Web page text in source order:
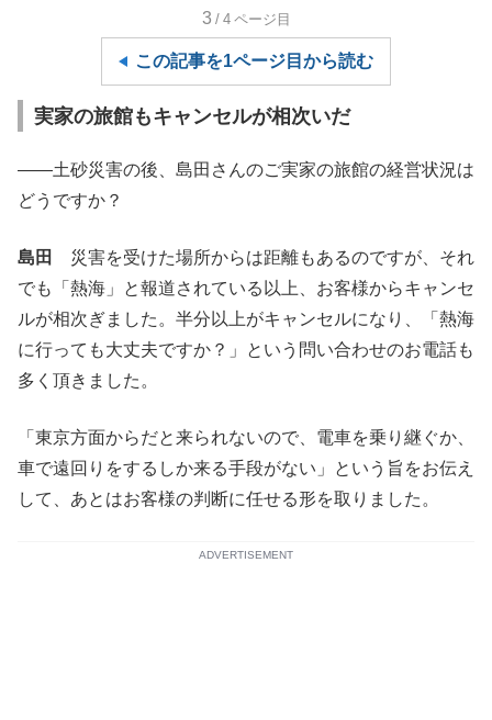
3 /4 ページ目
この記事を1ページ目から読む
実家の旅館もキャンセルが相次いだ
――土砂災害の後、島田さんのご実家の旅館の経営状況は
どうですか？
島田
災害を受けた場所からは距離もあるのですが、それ
でも「熱海」と報道されている以上、お客様からキャンセ
ルが相次ぎました。半分以上がキャンセルになり、「熱海
に行っても大丈夫ですか？」という問い合わせのお電話も
多く頂きました。
「東京方面からだと来られないので、電車を乗り継ぐか、
車で遠回りをするしか来る手段がない」という旨をお伝え
して、あとはお客様の判断に任せる形を取りました。
ADVERTISEMENT